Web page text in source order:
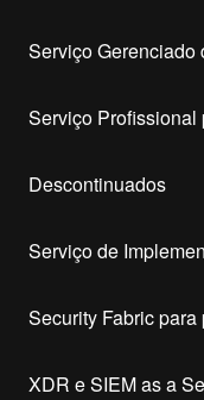
Serviço
Serviço Profissional
Descontinuados
Serviço de
Security Fabric
XDR e SIEM as a